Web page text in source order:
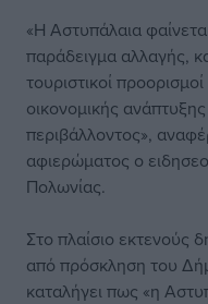
«Η Αστυπάλαια
παράδειγμα αλλαγής,
τουριστικοί
οικονομικής
περιβάλλοντος»,
αφιερώματος ο
Πολωνίας.
Στο πλαίσιο εκτενούς
από πρόσκληση του
καταλήγει πως «η